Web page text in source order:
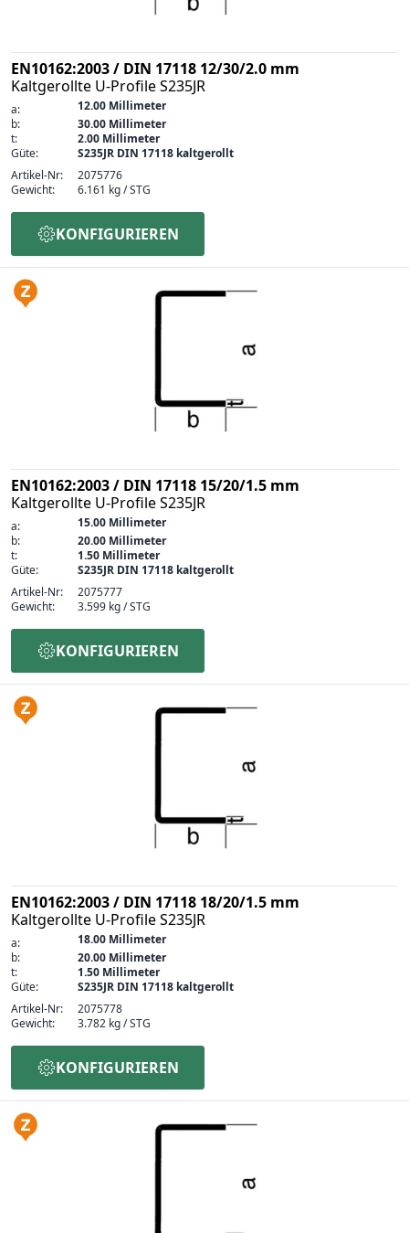
EN10162:2003 / DIN 17118 12/30/2.0 mm
Kaltgerollte U-Profile S235JR
a:
12.00 Millimeter
b:
30.00 Millimeter
t:
2.00 Millimeter
Güte:
S235JR DIN 17118 kaltgerollt
Artikel-Nr:
2075776
Gewicht:
6.161 kg / STG
KONFIGURIEREN
EN10162:2003 / DIN 17118 15/20/1.5 mm
Kaltgerollte U-Profile S235JR
a:
15.00 Millimeter
b:
20.00 Millimeter
t:
1.50 Millimeter
Güte:
S235JR DIN 17118 kaltgerollt
Artikel-Nr:
2075777
Gewicht:
3.599 kg / STG
KONFIGURIEREN
EN10162:2003 / DIN 17118 18/20/1.5 mm
Kaltgerollte U-Profile S235JR
a:
18.00 Millimeter
b:
20.00 Millimeter
t:
1.50 Millimeter
Güte:
S235JR DIN 17118 kaltgerollt
Artikel-Nr:
2075778
Gewicht:
3.782 kg / STG
KONFIGURIEREN